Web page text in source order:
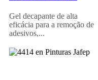
Gel decapante de alta
eficácia para a remoção de
adesivos,...